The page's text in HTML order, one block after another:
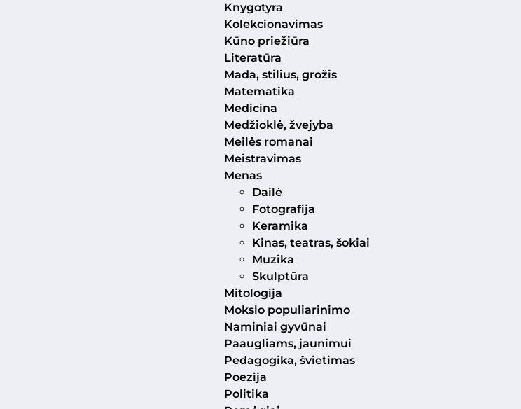
Knygotyra
Kolekcionavimas
Kūno priežiūra
Literatūra
Mada, stilius, grožis
Matematika
Medicina
Medžioklė, žvejyba
Meilės romanai
Meistravimas
Menas
Dailė
Fotografija
Keramika
Kinas, teatras, šokiai
Muzika
Skulptūra
Mitologija
Mokslo populiarinimo
Naminiai gyvūnai
Paaugliams, jaunimui
Pedagogika, švietimas
Poezija
Politika